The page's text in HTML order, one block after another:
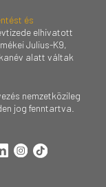
és
elhivatott
Julius-K9,
alatt váltak
nemzetközileg
jog fenntartva.